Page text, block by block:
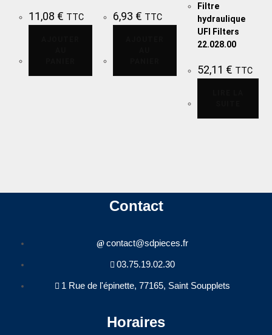
11,08 € TTC 6,93 € TTC
Filtre
hydraulique
UFI Filters
22.028.00
52,11 € TTC
Contact
contact@sdpieces.fr
03.75.19.02.30
1 Rue de l'épinette, 77165, Saint Soupplets
Horaires